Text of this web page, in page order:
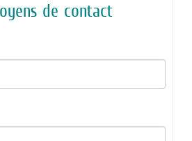
de contact